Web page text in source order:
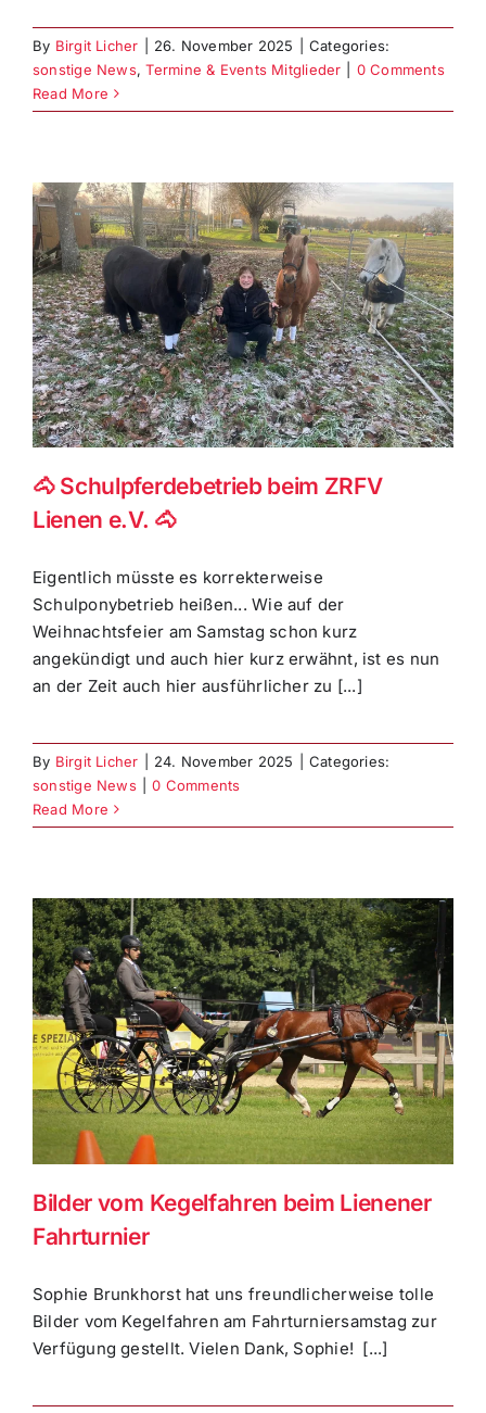
By Birgit Licher 26. November 2025
Categories:
sonstige News,Termine & Events Mitglieder
0 Comments
Read More
🐴 Schulpferdebetrieb beim ZRFV
Lienen e.V. 🐴
Eigentlich müsste es korrekterweise
Schulponybetrieb heißen... Wie auf der
Weihnachtsfeier am Samstag schon kurz
angekündigt und auch hier kurz erwähnt, ist es nun
an der Zeit auch hier ausführlicher zu [...]
By Birgit Licher 24. November 2025
Categories:
sonstige News
0 Comments
Read More
Bilder vom Kegelfahren beim Lienener
Fahrturnier
Sophie Brunkhorst hat uns freundlicherweise tolle
Bilder vom Kegelfahren am Fahrturniersamstag zur
Verfügung gestellt. Vielen Dank, Sophie! [...]